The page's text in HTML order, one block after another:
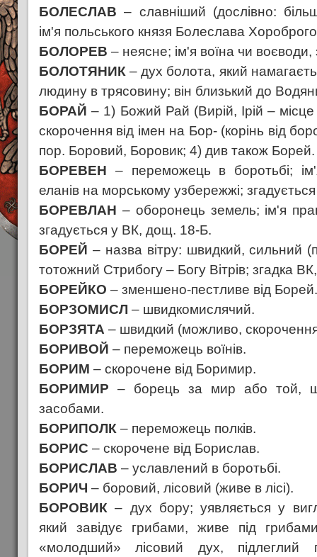
БОЛЕСЛАВ – славніший (дослівно:
ім'я польського князя Болеслава
БОЛОРЕВ – неясне; ім'я воїна чи
БОЛОТЯНИК – дух болота, який
людину в трясовину; він близький до
БОРАЙ– 1) Божий Рай (Вирій, Ірій –
скорочення від імен на Бор- (корінь від
пор. Боровий, Боровик; 4) див також Борей.
БОРЕВЕН – переможець в боротьбі;
еланів на морському узбережжі;
БОРЕВЛАН – оборонець земель; ім'я
згадується у ВК, дощ. 18-Б.
БОРЕЙ – назва вітру: швидкий,
тотожний Стрибогу – Богу Вітрів; згадка
БОРЕЙКО – зменшено-пестливе від Борей.
БОРЗОМИСЛ – швидкомислячий.
БОРЗЯТА – швидкий (можливо,
БОРИВОЙ – переможець воїнів.
БОРИМ – скорочене від Боримир.
БОРИМИР – борець за мир або той,
засобами.
БОРИПОЛК – переможець полків.
БОРИС – скорочене від Борислав.
БОРИСЛАВ – уславлений в боротьбі.
БОРИЧ – боровий, лісовий (живе в лісі).
БОРОВИК – дух бору; уявляється у
який завідує грибами, живе під
«молодший» лісовий дух, підлеглий